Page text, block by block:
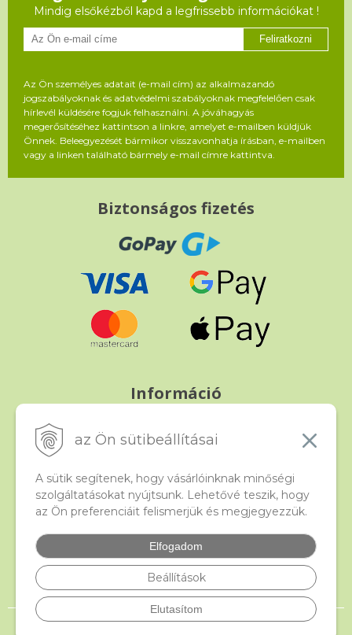
az Ön sütibeállításai
A sütik segítenek, hogy vásárlóinknak minőségi
szolgáltatásokat nyújtsunk. Lehetővé teszik, hogy
az Ön preferenciáit felismerjük és megjegyezzük.
Elfogadom
Beállítások
Elutasítom
Mindig elsőkézből kapd a legfrissebb információkat !
Feliratkozni
Az Ön személyes adatait (e-mail cím) az alkalmazandó
jogszabályoknak és adatvédelmi szabályoknak megfelelően csak
hírlevél küldésére fogjuk felhasználni. A jóváhagyás
megerősítéséhez kattintson a linkre, amelyet e-mailben küldjük
Önnek. Beleegyezését bármikor visszavonhatja írásban, e-mailben
vagy a linken található bármely e-mail címre kattintva.
Biztonságos fizetés
Információ
Panasz, árucsere és visszáru
Beado
Kapcsolat
Gyakori kérdések
Facebook
© 2026 beado.hu, a gyöngyök webáruháza •NextShop&e-shop Pohoda